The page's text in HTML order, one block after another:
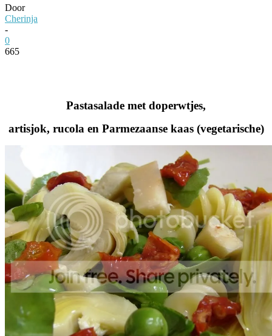
Door
Cherinja
-
0
665
Pastasalade met doperwtjes,
artisjok, rucola en Parmezaanse kaas (vegetarische)